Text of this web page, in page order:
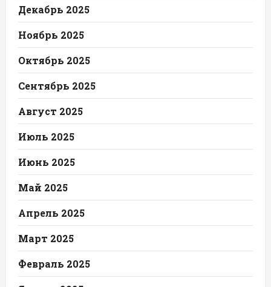
Декабрь 2025
Ноябрь 2025
Октябрь 2025
Сентябрь 2025
Август 2025
Июль 2025
Июнь 2025
Май 2025
Апрель 2025
Март 2025
Февраль 2025